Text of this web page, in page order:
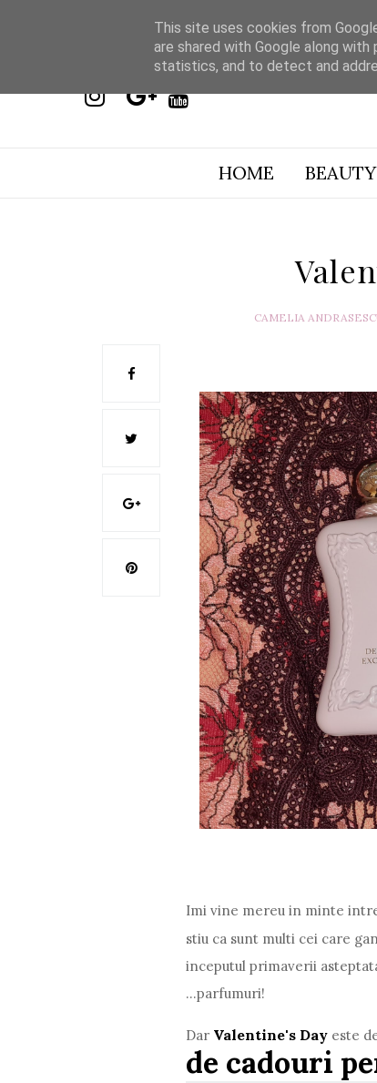
HOME BEAUTY
CAMELIA
Imi vine mereu in minte
stiu ca sunt multi cei care
inceputul primaverii
...parfumuri!
Dar Valentine's Day este
de cadouri
This site uses cookies from
are shared with Google along
statistics, and to detect and